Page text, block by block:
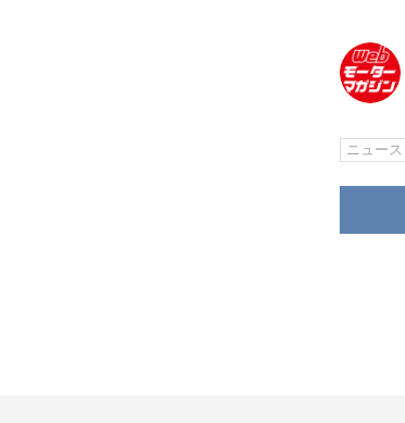
ニュース